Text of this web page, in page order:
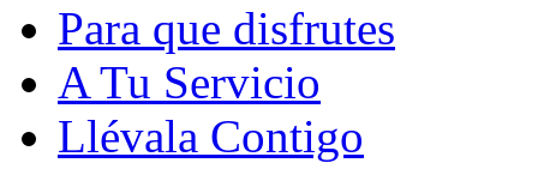
Para que disfrutes
A Tu Servicio
Llévala Contigo